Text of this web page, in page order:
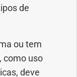
de
ou tem
como uso
deve